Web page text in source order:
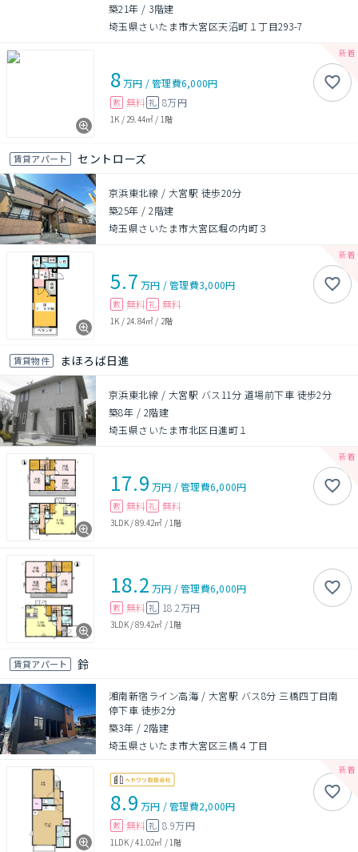
築21年 / 3階建
埼玉県さいたま市大宮区天沼町１丁目293-7
8万円 /管理費6,000円
敷 無料 礼 8万円
1K / 29.44㎡ / 1階
賃貸アパート セントローズ
京浜東北線 / 大宮駅 徒歩20分
築25年 /2階建
埼玉県さいたま市大宮区堀の内町３
5.7 万円 /管理費3,000円
敷 無料 礼 無料
1K / 24.84㎡ / 2階
賃貸物件 まほろば日進
京浜東北線 / 大宮駅 バス11分 道場前下車 徒歩2分
築8年 / 2階建
埼玉県さいたま市北区日進町１
17.9 万円 /管理費6,000円
敷 無料 礼 無料
3LDK/89.42㎡ / 1階
18.2 万円 /管理費6,000円
敷 無料 礼 18.2万円
3LDK/89.42㎡ / 1階
賃貸アパート 鈴
湘南新宿ライン高海 / 大宮駅 バス8分 三橋四丁目南
停下車 徒歩2分
築3年 / 2階建
埼玉県さいたま市大宮区三橋４丁目
8.9 万円 /管理費2,000円
敷 無料 礼 8.9万円
1LDK/41.02㎡ /1階